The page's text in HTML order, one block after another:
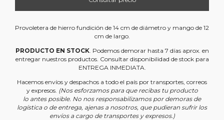
Provoletera de hierro fundición de 14 cm de diámetro y mango de 12
cm de largo.
PRODUCTO EN STOCK. Podemos demorar hasta 7 días aprox. en
entregar nuestros productos. Consultar disponibilidad de stock para
ENTREGA INMEDIATA.
Hacemos envíos y despachos a todo el país por transportes, correos
y expresos. (Nos esforzamos para que recibas tu producto
lo antes posible. No nos responsabilizamos por demoras de
logística o de entrega, ajenas a nosotros, que pudieran sufrir los
envíos a cargo de transportes y expresos.)